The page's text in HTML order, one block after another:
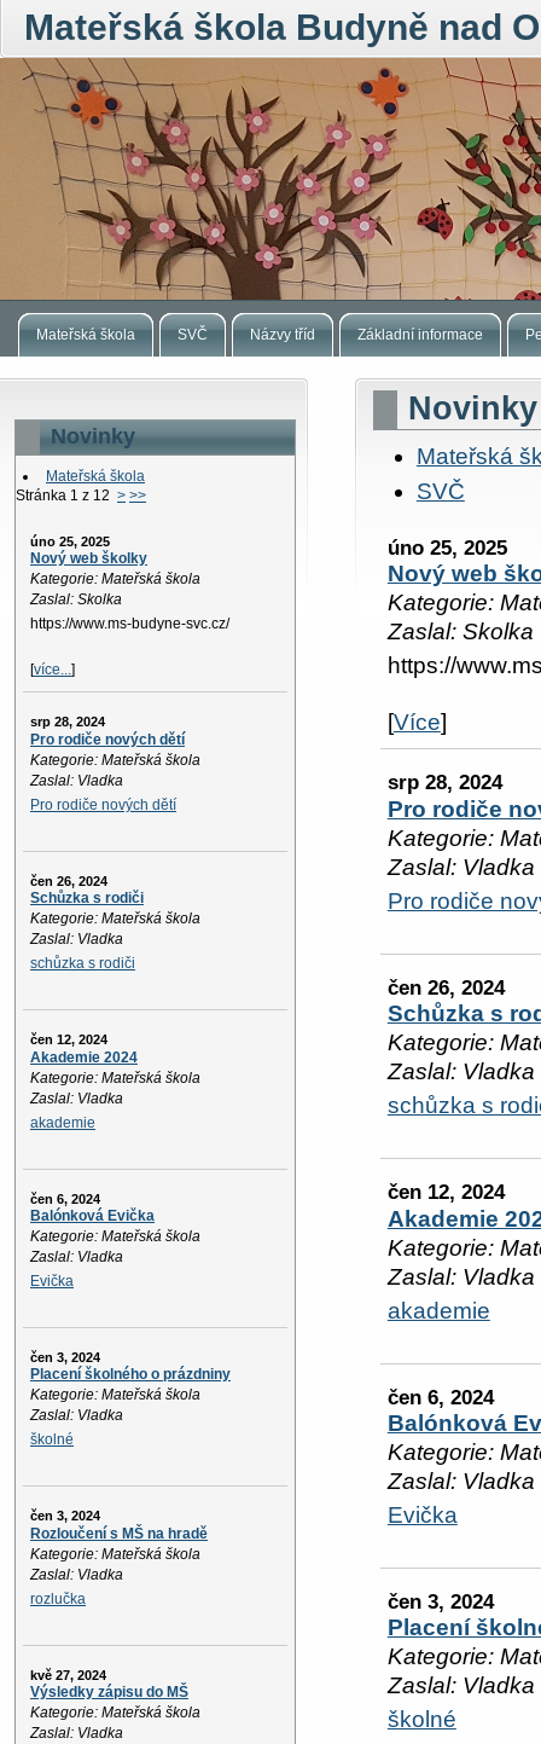
Mateřská škola Budyně nad
Mateřská škola SVČ Názvy tříd Základní informace
Novinky
Mateřská škola
Stránka 1 z 12 > >>
úno 25, 2025
Nový web školky
Kategorie: Mateřská škola
Zaslal: Skolka
https://www.ms-budyne-svc.cz/
[více...]
srp 28, 2024
Pro rodiče nových dětí
Kategorie: Mateřská škola
Zaslal: Vladka
Pro rodiče nových dětí
čen 26, 2024
Schůzka s rodiči
Kategorie: Mateřská škola
Zaslal: Vladka
schůzka s rodiči
čen 12, 2024
Akademie 2024
Kategorie: Mateřská škola
Zaslal: Vladka
akademie
čen 6, 2024
Balónková Evička
Kategorie: Mateřská škola
Zaslal: Vladka
Evička
čen 3, 2024
Placení školného o prázdniny
Kategorie: Mateřská škola
Zaslal: Vladka
školné
čen 3, 2024
Rozloučení s MŠ na hradě
Kategorie: Mateřská škola
Zaslal: Vladka
rozlučka
kvě 27, 2024
Výsledky zápisu do MŠ
Kategorie: Mateřská škola
Zaslal: Vladka
Novinky
Mateřská
SVČ
úno 25, 2025
Nový web
Kategorie:
Zaslal: Skolka
https://
[Více]
srp 28, 2024
Pro rodiče
Kategorie:
Zaslal: Vladka
Pro rodiče
čen 26, 2024
Schůzka s
Kategorie:
Zaslal: Vladka
schůzka s
čen 12, 2024
Akademie
Kategorie:
Zaslal: Vladka
akademie
čen 6, 2024
Balónková
Kategorie:
Zaslal: Vladka
Evička
čen 3, 2024
Placení
Kategorie:
Zaslal: Vladka
školné